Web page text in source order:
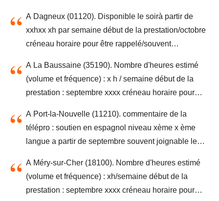
adulte a partir de fevbrier joignable le soir - niveau
de l’élève : adulte
A Dagneux (01120). Disponible le soirà partir de
xxhxx xh par semaine début de la prestation/octobre
créneau horaire pour être rappelé/souvent
A La Baussaine (35190). Nombre d'heures estimé
(volume et fréquence) : x h / semaine début de la
prestation : septembre xxxx créneau horaire pour
midi et samedi joignable dés xxhxx- niveau de
l’élève : xnd
A Port-la-Nouvelle (11210). commentaire de la
télépro : soutien en espagnol niveau xème x ème
langue a partir de septembre souvent joignable le
résidence principale masque de qualification :
soutien en espagnol niveau xème x ème langue a
partir de septembre souvent joignable - niveau de
A Méry-sur-Cher (18100). Nombre d'heures estimé
(volume et fréquence) : xh/semaine début de la
prestation : septembre xxxx créneau horaire pour